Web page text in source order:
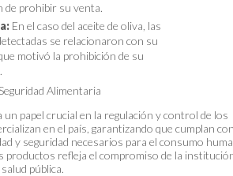
de prohibir su venta.
En el caso del aceite de oliva, las
se relacionaron con su
motivó la prohibición de su
Alimentaria
un papel crucial en la regulación y control de los
en el país, garantizando que cumplan
y seguridad necesarios para el consumo
productos refleja el compromiso de la
pública.